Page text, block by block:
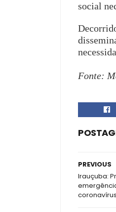
social
Fonte:
PREVIOUS
Irauçuba:
coronavírus